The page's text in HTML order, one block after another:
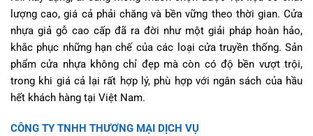
lượng cao, giá cả phải chăng và bền vững theo thời gian. Cửa
nhựa giả gỗ cao cấp đã ra đời như một giải pháp hoàn hảo,
khắc phục những hạn chế của các loại cửa truyền thống. Sản
phẩm cửa nhựa không chỉ đẹp mà còn có độ bền vượt trội,
trong khi giá cả lại rất hợp lý, phù hợp với ngân sách của hầu
hết khách hàng tại Việt Nam.
CÔNG TY TNHH THƯƠNG MẠI DỊCH VỤ